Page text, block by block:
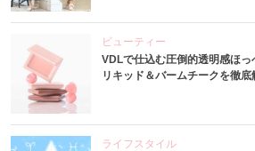
ビューティー
VDLで仕込む圧倒的透明感ほ
リキッド＆バームチークを徹底
ライフスタイル